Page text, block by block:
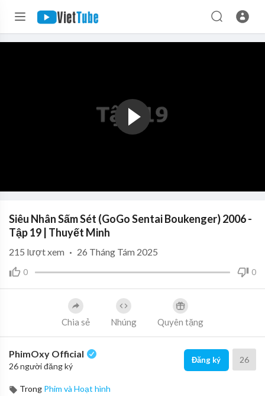
Siêu Nhân Sấm Sét (GoGo Sentai Boukenger) 2006 -
Tập 19 | Thuyết Minh
0 0
215 lượt xem · 26 Tháng Tám 2025
Chia sẻ Nhúng Quyên tặng
PhimOxy Official
26 người đăng ký
Đăng ký 26
Trong Phim và Hoạt hình